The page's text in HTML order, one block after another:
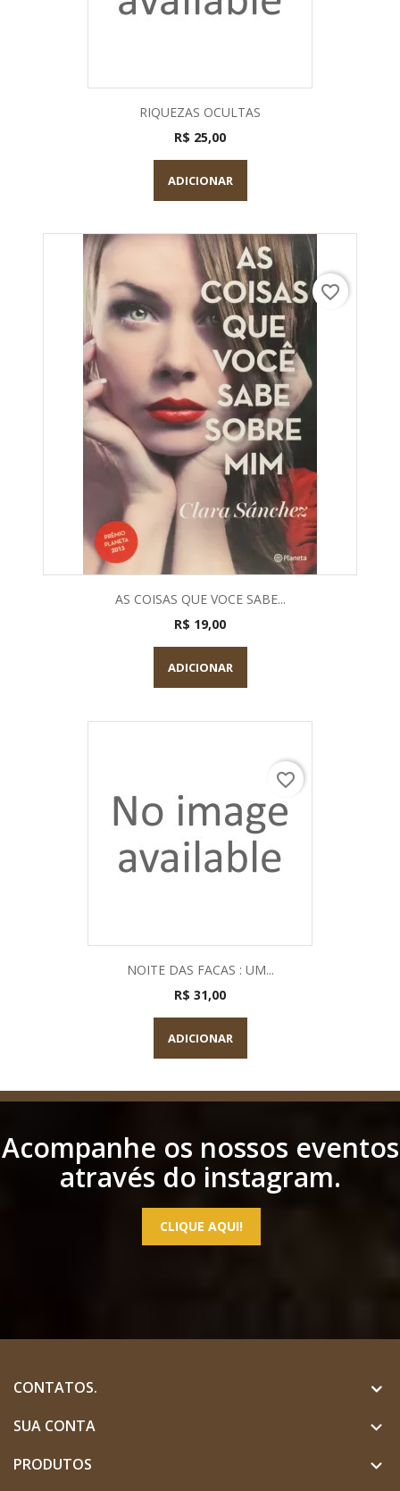
RIQUEZAS OCULTAS
R$ 25,00
ADICIONAR
AS COISAS QUE VOCE SABE...
R$ 19,00
ADICIONAR
favorite_border
NOITE DAS FACAS : UM...
R$ 31,00
ADICIONAR
favorite_border
Acompanhe os nossos eventos
através do instagram.
CLIQUE AQUI!
CONTATOS.
SUA CONTA

PRODUTOS 